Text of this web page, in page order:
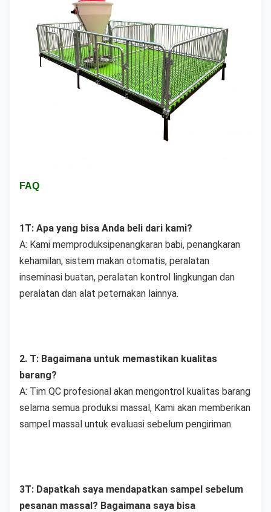
FAQ
1T: Apa yang bisa Anda beli dari kami?
A: Kami memproduksipenangkaran babi, penangkaran
kehamilan, sistem makan otomatis, peralatan
inseminasi buatan, peralatan kontrol lingkungan dan
peralatan dan alat peternakan lainnya.
2. T: Bagaimana untuk memastikan kualitas
barang?
A: Tim QC profesional akan mengontrol kualitas barang
selama semua produksi massal, Kami akan memberikan
sampel massal untuk evaluasi sebelum pengiriman.
3T: Dapatkah saya mendapatkan sampel sebelum
pesanan massal? Bagaimana saya bisa